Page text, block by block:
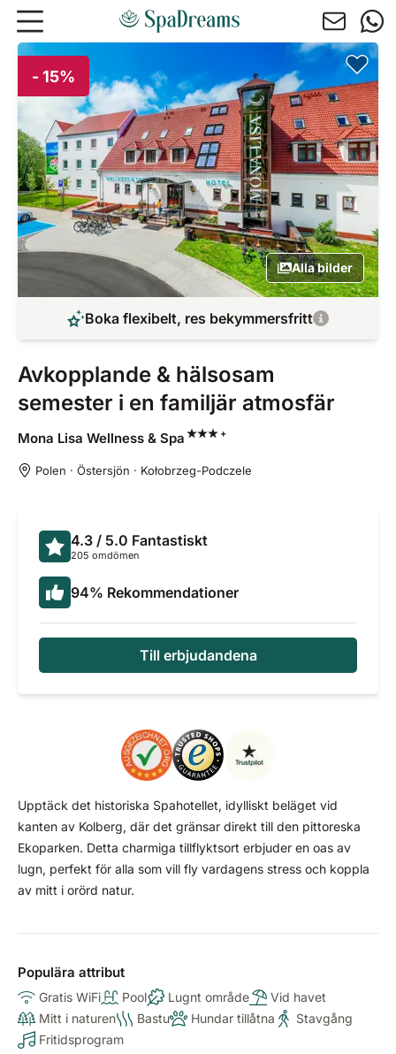
Hoppa till huvudinnehåll
- 15%
Alla bilder
Boka flexibelt, res bekymmersfritt
Avkopplande & hälsosam
semester i en familjär atmosfär
Mona Lisa Wellness & Spa +
Polen · Östersjön · Kołobrzeg-Podczele
4.3 / 5.0 Fantastiskt
205 omdömen
94% Rekommendationer
Till erbjudandena
Upptäck det historiska Spahotellet, idylliskt beläget vid
kanten av Kolberg, där det gränsar direkt till den pittoreska
Ekoparken. Detta charmiga tillflyktsort erbjuder en oas av
lugn, perfekt för alla som vill fly vardagens stress och koppla
av mitt i orörd natur.
Populära attribut
Gratis WiFi Pool Lugnt område
Vid havet
Mitt i naturen
Bastu Hundar tillåtna
Stavgång
Fritidsprogram